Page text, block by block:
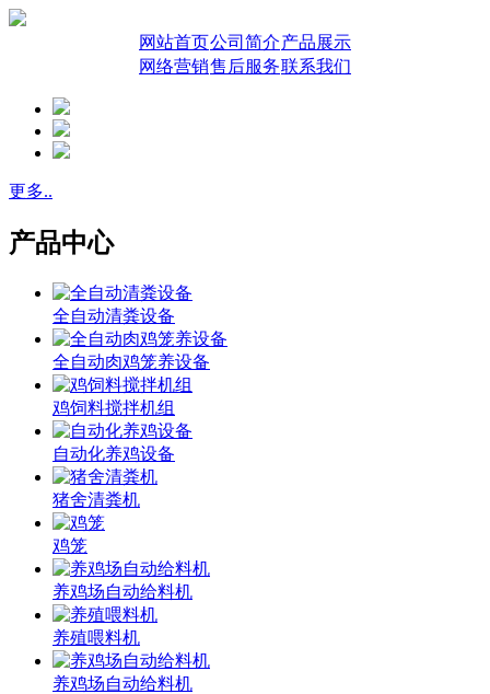
网站首页公司简介产品展示
网络营销售后服务联系我们
更多..
产品中心
全自动清粪设备
全自动肉鸡笼养设备
鸡饲料搅拌机组
自动化养鸡设备
猪舍清粪机
鸡笼
养鸡场自动给料机
养殖喂料机
养鸡场自动给料机